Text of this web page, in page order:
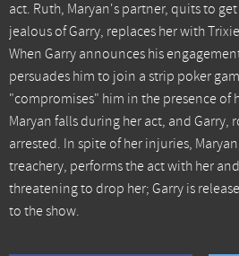
act. Ruth, Maryan's partner, quits to
jealous of Garry, replaces her with
When Garry announces his
persuades him to join a strip poker
"compromises" him in the presence of
Maryan falls during her act, and Garry,
arrested. In spite of her injuries,
treachery, performs the act with her
threatening to drop her; Garry is
to the show.